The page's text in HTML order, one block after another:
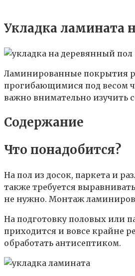
Укладка ламината
Ламинированные покрытия
прогибающимися под весом
важно внимательно изучить
Содержание
Что понадобится?
На пол из досок, паркета и
также требуется
не нужно. Монтаж
На подготовку половых или
приходится и вовсе крайне
обработать антисептиком.